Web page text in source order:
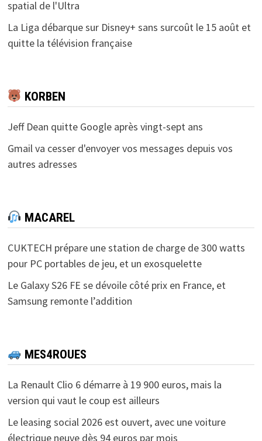
spatial de l'Ultra
La Liga débarque sur Disney+ sans surcoût le 15 août et
quitte la télévision française
KORBEN
Jeff Dean quitte Google après vingt-sept ans
Gmail va cesser d'envoyer vos messages depuis vos
autres adresses
MACAREL
CUKTECH prépare une station de charge de 300 watts
pour PC portables de jeu, et un exosquelette
Le Galaxy S26 FE se dévoile côté prix en France, et
Samsung remonte l’addition
MES4ROUES
La Renault Clio 6 démarre à 19 900 euros, mais la
version qui vaut le coup est ailleurs
Le leasing social 2026 est ouvert, avec une voiture
électrique neuve dès 94 euros par mois